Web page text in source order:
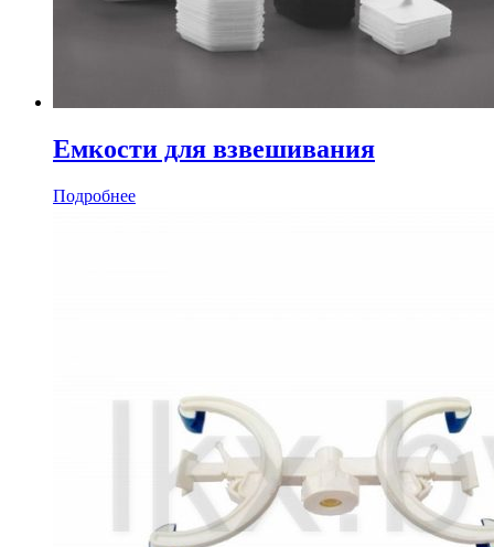
Емкости для взвешивания
Подробнее